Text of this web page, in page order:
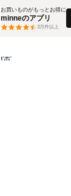
お買いものがもっとお得に
minneのアプリ
3万件以上